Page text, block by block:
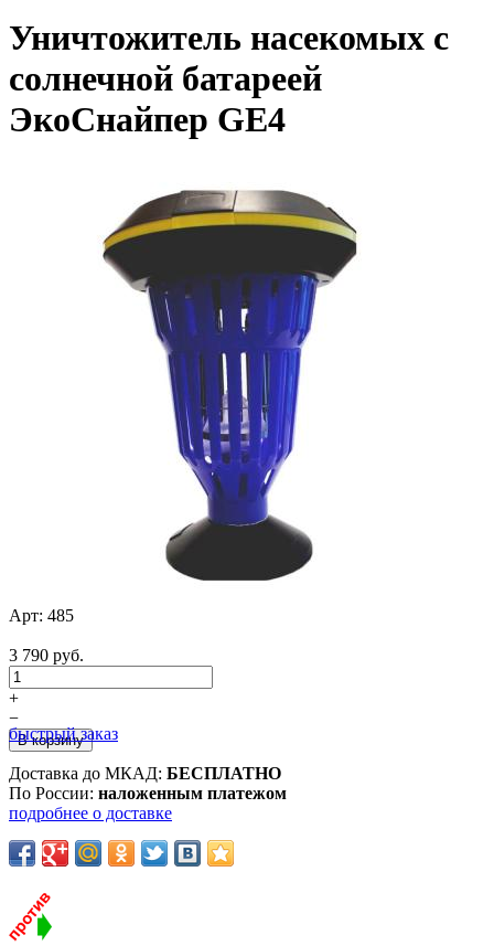
Уничтожитель насекомых с
солнечной батареей
ЭкоСнайпер GE4
Арт: 485
3 790 руб.
+
−
быстрый заказ
Доставка до МКАД: БЕСПЛАТНО
По России: наложенным платежом
подробнее о доставке